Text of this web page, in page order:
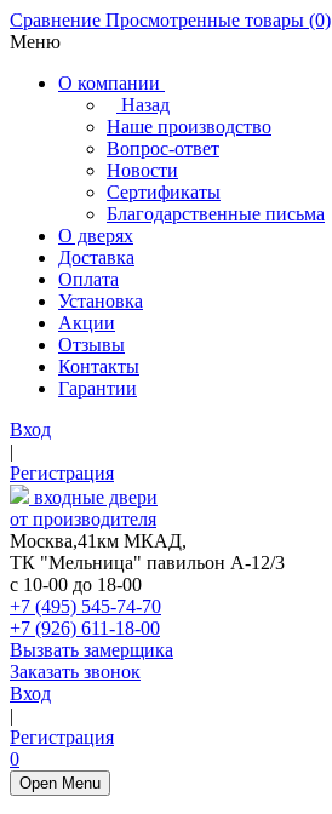
Сравнение Просмотренные товары (0)
Меню
О компании
Назад
Наше производство
Вопрос-ответ
Новости
Сертификаты
Благодарственные письма
О дверях
Доставка
Оплата
Установка
Акции
Отзывы
Контакты
Гарантии
Вход
|
Регистрация
входные двери
от производителя
Москва,41км МКАД,
ТК "Мельница" павильон А-12/3
с 10-00 до 18-00
+7 (495) 545-74-70
+7 (926) 611-18-00
Вызвать замерщика
Заказать звонок
Вход
|
Регистрация
0
Open Menu